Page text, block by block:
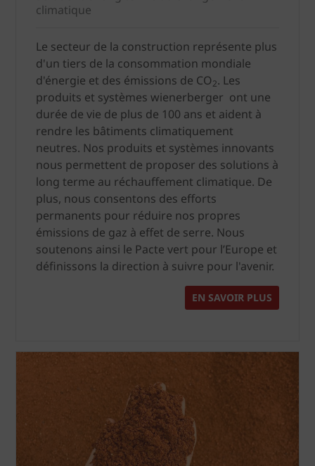
climatique
Le secteur de la construction représente plus
d'un tiers de la consommation mondiale
d'énergie et des émissions de CO2. Les
produits et systèmes wienerberger ont une
durée de vie de plus de 100 ans et aident à
rendre les bâtiments climatiquement
neutres. Nos produits et systèmes innovants
nous permettent de proposer des solutions à
long terme au réchauffement climatique. De
plus, nous consentons des efforts
permanents pour réduire nos propres
émissions de gaz à effet de serre. Nous
soutenons ainsi le Pacte vert pour l’Europe et
définissons la direction à suivre pour l'avenir.
EN SAVOIR PLUS